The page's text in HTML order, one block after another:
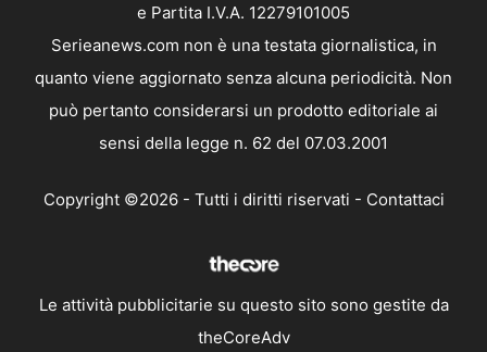
e Partita I.V.A. 12279101005
Serieanews.com non è una testata giornalistica, in
quanto viene aggiornato senza alcuna periodicità. Non
può pertanto considerarsi un prodotto editoriale ai
sensi della legge n. 62 del 07.03.2001
Copyright ©2026 - Tutti i diritti riservati - Contattaci
Le attività pubblicitarie su questo sito sono gestite da
theCoreAdv